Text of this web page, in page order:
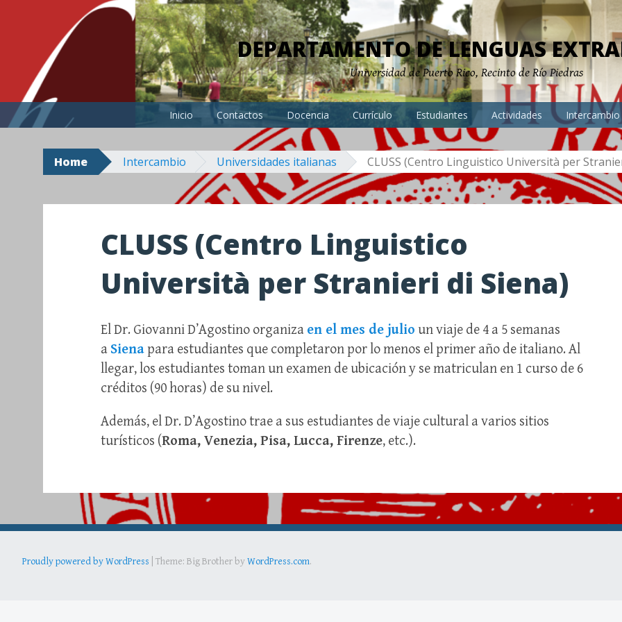
DEPARTAMENTO DE LENGUAS
Universidad de Puerto Rico, Recinto de Río Piedras
Inicio Contactos Docencia Currículo Estudiantes Actividades Intercambio
Home Intercambio Universidades italianas CLUSS (Centro Linguistico Università per
CLUSS (Centro Linguistico
Università per Stranieri di Siena)
El Dr. Giovanni D’Agostino organiza en el mes de julio un viaje de 4 a 5 semanas
a Siena para estudiantes que completaron por lo menos el primer año de italiano. Al
llegar, los estudiantes toman un examen de ubicación y se matriculan en 1 curso de 6
créditos (90 horas) de su nivel.
Además, el Dr. D’Agostino trae a sus estudiantes de viaje cultural a varios sitios
turísticos (Roma, Venezia, Pisa, Lucca, Firenze, etc.).
Proudly powered by WordPress Theme: Big Brother byWordPress.com.